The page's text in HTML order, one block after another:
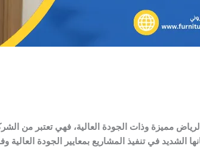
مميزة وذات الجودة العالية، فهي تعتبر من
الشديد في تنفيذ المشاريع بمعايير الجودة العالية